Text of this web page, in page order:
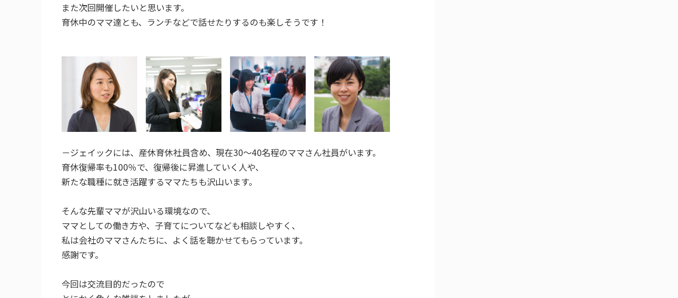
また次回開催したいと思います。
育休中のママ達とも、ランチなどで話せたりするのも楽しそうです！
－ジェイックには、産休育休社員含め、現在30～40名程のママさん社員がいます。
育休復帰率も100％で、復帰後に昇進していく人や、
新たな職種に就き活躍するママたちも沢山います。
そんな先輩ママが沢山いる環境なので、
ママとしての働き方や、子育てについてなども相談しやすく、
私は会社のママさんたちに、よく話を聴かせてもらっています。
感謝です。
今回は交流目的だったので